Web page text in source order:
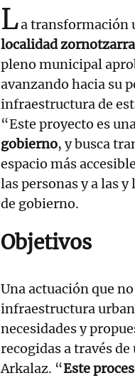
La transformación
localidad zornotzarra
pleno municipal
avanzando hacia su
infraestructura de
“Este proyecto es
gobierno, y busca
espacio más
las personas y a las
de gobierno.
Objetivos
Una actuación que
infraestructura
necesidades y
recogidas a través
Arkalaz. “Este